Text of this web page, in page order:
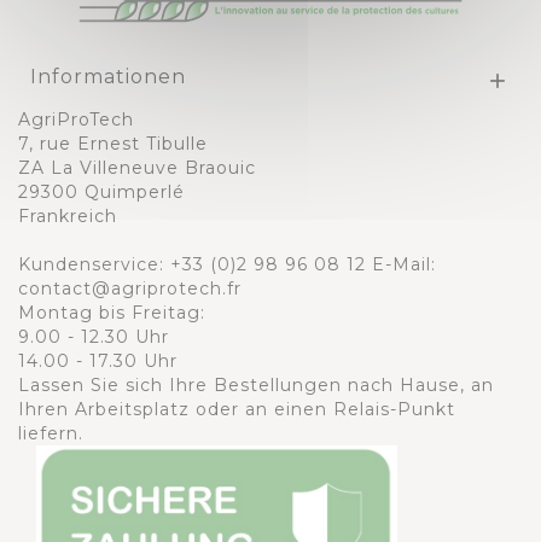
Informationen 
AgriProTech
7, rue Ernest Tibulle
ZA La Villeneuve Braouic
29300 Quimperlé
Frankreich
Kundenservice: +33 (0)2 98 96 08 12 E-Mail:
contact@agriprotech.fr
Montag bis Freitag:
9.00 - 12.30 Uhr
14.00 - 17.30 Uhr
Lassen Sie sich Ihre Bestellungen nach Hause, an
Ihren Arbeitsplatz oder an einen Relais-Punkt
liefern.